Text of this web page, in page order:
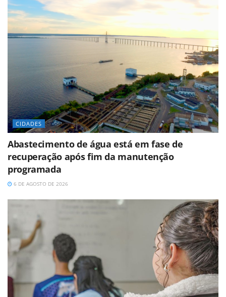
CIDADES
Abastecimento de água está em fase de
recuperação após fim da manutenção
programada
6 DE AGOSTO DE 2026